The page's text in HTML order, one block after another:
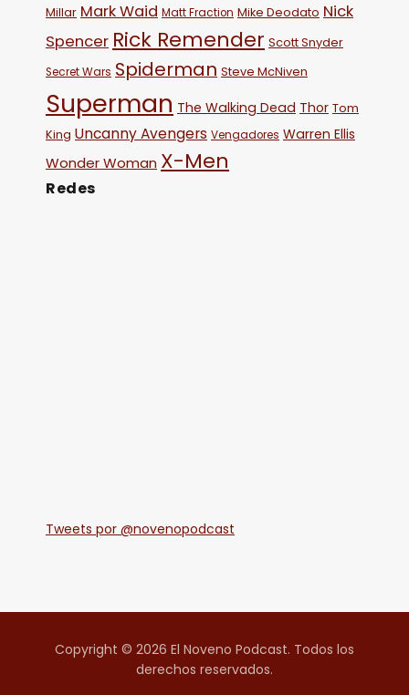
Millar Mark Waid Matt Fraction Mike Deodato Nick
Spencer Rick Remender Scott Snyder
Secret Wars Spiderman Steve McNiven
Superman The Walking Dead Thor Tom
King Uncanny Avengers Vengadores Warren Ellis
Wonder Woman X-Men
Redes
Tweets por @novenopodcast
Copyright © 2026 El Noveno Podcast. Todos los
derechos reservados.